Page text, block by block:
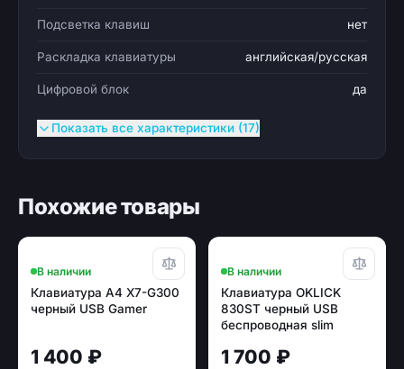
Подсветка клавиш нет
Раскладка клавиатуры английская/русская
Цифровой блок да
Показать все характеристики (17)
Похожие товары
В наличии
Клавиатура A4 X7-G300
черный USB Gamer
1 400 ₽
В наличии
Клавиатура OKLICK
830ST черный USB
беспроводная slim
1 700 ₽